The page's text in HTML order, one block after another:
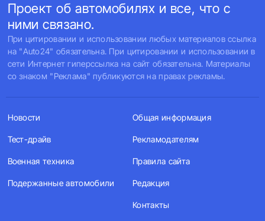
Проект об автомобилях и все, что с
ними связано.
При цитировании и использовании любых материалов ссылка
на "Auto24" обязательна. При цитировании и использовании в
сети Интернет гиперссылка на сайт обязательна. Материалы
со знаком "Реклама" публикуются на правах рекламы.
Новости
Тест-драйв
Военная техника
Подержанные автомобили
Общая информация
Рекламодателям
Правила сайта
Редакция
Контакты